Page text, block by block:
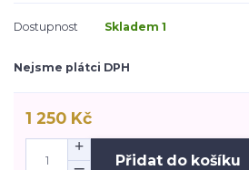
Dostupnost Skladem 1
Nejsme plátci DPH
1 250 Kč
Přidat do košíku